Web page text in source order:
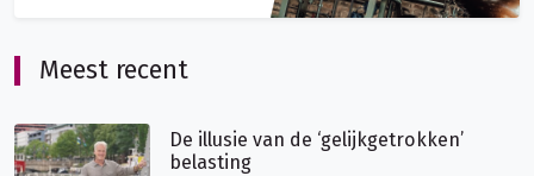
Meest recent
De illusie van de ‘gelijkgetrokken’
belasting